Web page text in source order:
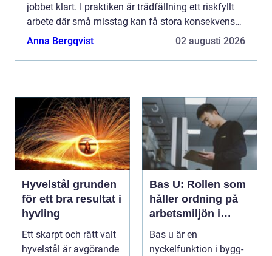
jobbet klart. I praktiken är trädfällning ett riskfyllt
arbete där små misstag kan få stora konsekvenser
särskilt i villakvarter, vid sommarstugor och i tä...
Anna Bergqvist 02 augusti 2026
Hyvelstål grunden
för ett bra resultat i
hyvling
Ett skarpt och rätt valt
hyvelstål är avgörande
Bas U: Rollen som
håller ordning på
arbetsmiljön i
byggprojekt
Bas u är en
nyckelfunktion i bygg-